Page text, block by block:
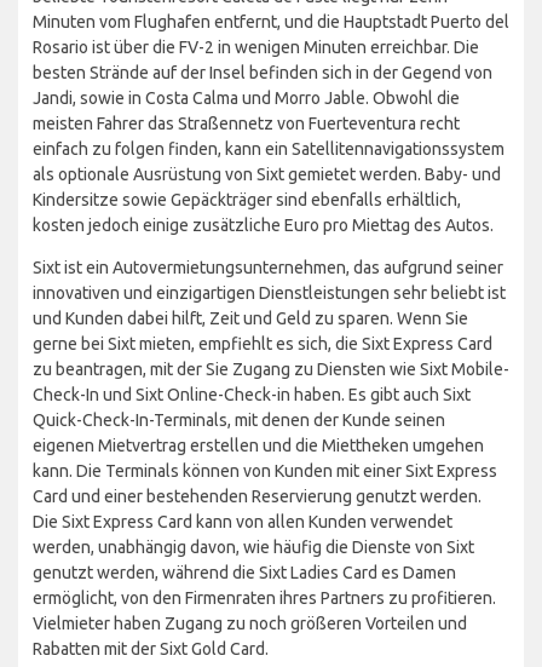
Minuten vom Flughafen entfernt, und die Hauptstadt Puerto del
Rosario ist über die FV-2 in wenigen Minuten erreichbar. Die
besten Strände auf der Insel befinden sich in der Gegend von
Jandi, sowie in Costa Calma und Morro Jable. Obwohl die
meisten Fahrer das Straßennetz von Fuerteventura recht
einfach zu folgen finden, kann ein Satellitennavigationssystem
als optionale Ausrüstung von Sixt gemietet werden. Baby- und
Kindersitze sowie Gepäckträger sind ebenfalls erhältlich,
kosten jedoch einige zusätzliche Euro pro Miettag des Autos.
Sixt ist ein Autovermietungsunternehmen, das aufgrund seiner
innovativen und einzigartigen Dienstleistungen sehr beliebt ist
und Kunden dabei hilft, Zeit und Geld zu sparen. Wenn Sie
gerne bei Sixt mieten, empfiehlt es sich, die Sixt Express Card
zu beantragen, mit der Sie Zugang zu Diensten wie Sixt Mobile-
Check-In und Sixt Online-Check-in haben. Es gibt auch Sixt
Quick-Check-In-Terminals, mit denen der Kunde seinen
eigenen Mietvertrag erstellen und die Miettheken umgehen
kann. Die Terminals können von Kunden mit einer Sixt Express
Card und einer bestehenden Reservierung genutzt werden.
Die Sixt Express Card kann von allen Kunden verwendet
werden, unabhängig davon, wie häufig die Dienste von Sixt
genutzt werden, während die Sixt Ladies Card es Damen
ermöglicht, von den Firmenraten ihres Partners zu profitieren.
Vielmieter haben Zugang zu noch größeren Vorteilen und
Rabatten mit der Sixt Gold Card.